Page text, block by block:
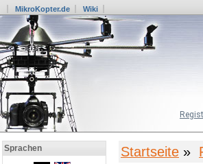
MikroKopter.de Wiki
Sprachen Startseite »